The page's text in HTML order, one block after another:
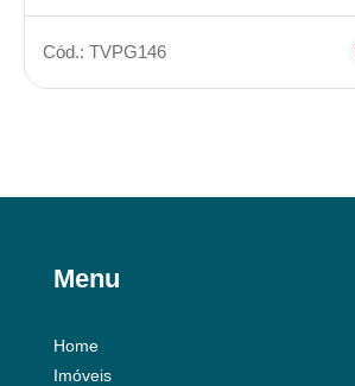
Cód.: TVPG146
Menu
Home
Imóveis